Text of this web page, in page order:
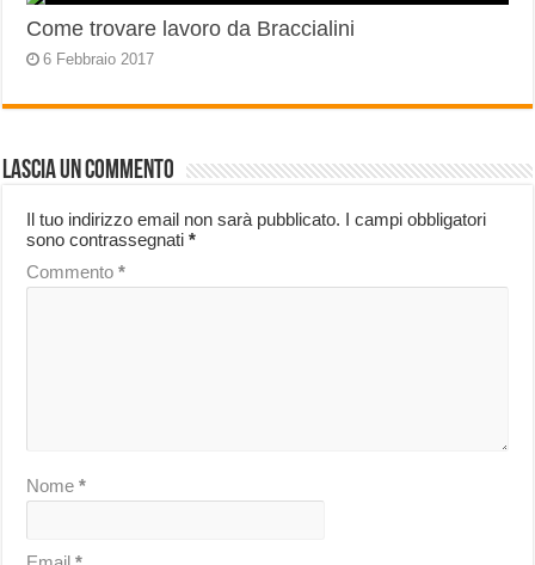
Come trovare lavoro da Braccialini
6 Febbraio 2017
Lascia un commento
Il tuo indirizzo email non sarà pubblicato. I campi obbligatori
sono contrassegnati*
Commento*
Nome*